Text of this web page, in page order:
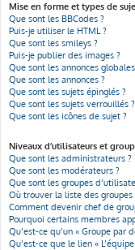
Mise en forme et types de
Que sont les BBCodes ?
Puis-je utiliser le HTML ?
Que sont les smileys ?
Puis-je publier des images ?
Que sont les annonces
Que sont les annonces ?
Que sont les sujets épinglés ?
Que sont les sujets verrouillés ?
Que sont les icônes de sujet ?
Niveaux d’utilisateurs et
Que sont les administrateurs ?
Que sont les modérateurs ?
Que sont les groupes
Où trouver la liste des
Comment devenir chef de
Pourquoi certains membres
Qu’est-ce qu’un « Groupe par
Qu’est-ce que le lien «